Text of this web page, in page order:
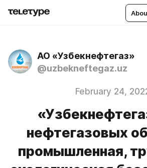
АО «Узбекнефтегаз»
@uzbekneftegaz.uz
February 24,
нефтегазовых
промышленная,